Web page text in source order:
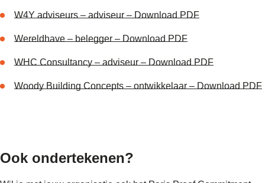
W4Y adviseurs – adviseur – Download PDF
Wereldhave – belegger – Download PDF
WHC Consultancy – adviseur – Download PDF
Woody Building Concepts – ontwikkelaar – Download PDF
Ook ondertekenen?